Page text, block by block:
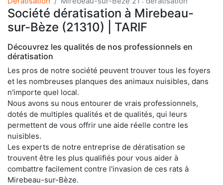
Société dératisation à Mirebeau-
sur-Bèze (21310) | TARIF
Découvrez les qualités de nos professionnels en
dératisation
Les pros de notre société peuvent trouver tous les foyers
et les nombreuses planques des animaux nuisibles, dans
n'importe quel local.
Nous avons su nous entourer de vrais professionnels,
dotés de multiples qualités et de qualités, qui leurs
permettent de vous offrir une aide réelle contre les
nuisibles.
Les experts de notre entreprise de dératisation se
trouvent être les plus qualifiés pour vous aider à
combattre facilement contre l'invasion de ces rats à
Mirebeau-sur-Bèze.